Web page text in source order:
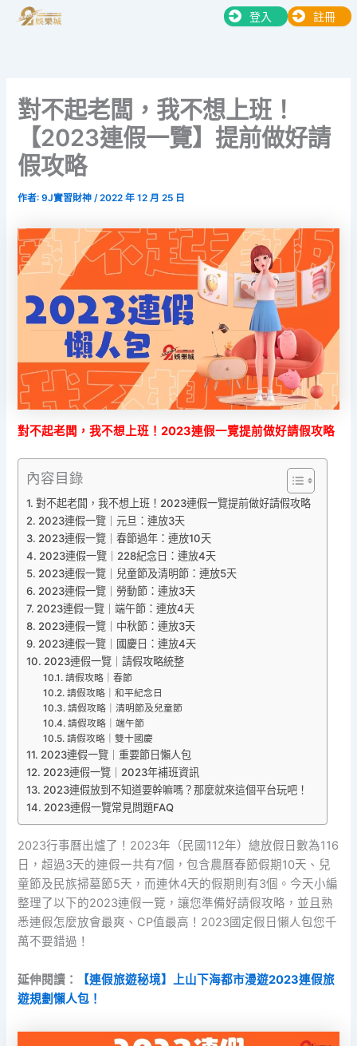
登入 註冊
對不起老闆，我不想上班！
【2023連假一覽】提前做好請
假攻略
作者:9J實習財神/2022 年 12 月 25 日
對不起老闆，我不想上班！2023連假一覽提前做好請假攻略
內容目錄
對不起老闆，我不想上班！2023連假一覽提前做好請假攻略
2023連假一覽｜元旦：連放3天
2023連假一覽｜春節過年：連放10天
2023連假一覽｜228紀念日：連放4天
2023連假一覽｜兒童節及清明節：連放5天
2023連假一覽｜勞動節：連放3天
2023連假一覽｜端午節：連放4天
2023連假一覽｜中秋節：連放3天
2023連假一覽｜國慶日：連放4天
2023連假一覽｜請假攻略統整
請假攻略｜春節
請假攻略｜和平紀念日
請假攻略｜清明節及兒童節
請假攻略｜端午節
請假攻略｜雙十國慶
2023連假一覽｜重要節日懶人包
2023連假一覽｜2023年補班資訊
2023連假放到不知道要幹嘛嗎？那麼就來這個平台玩吧！
2023連假一覽常見問題FAQ
2023行事曆出爐了！2023年（民國112年）總放假日數為116
日，超過3天的連假一共有7個，包含農曆春節假期10天、兒
童節及民族掃墓節5天，而連休4天的假期則有3個。今天小編
整理了以下的2023連假一覽，讓您準備好請假攻略，並且熟
悉連假怎麼放會最爽、CP值最高！2023國定假日懶人包您千
萬不要錯過！
延伸閱讀：
【連假旅遊秘境】上山下海都市漫遊2023連假旅
遊規劃懶人包！